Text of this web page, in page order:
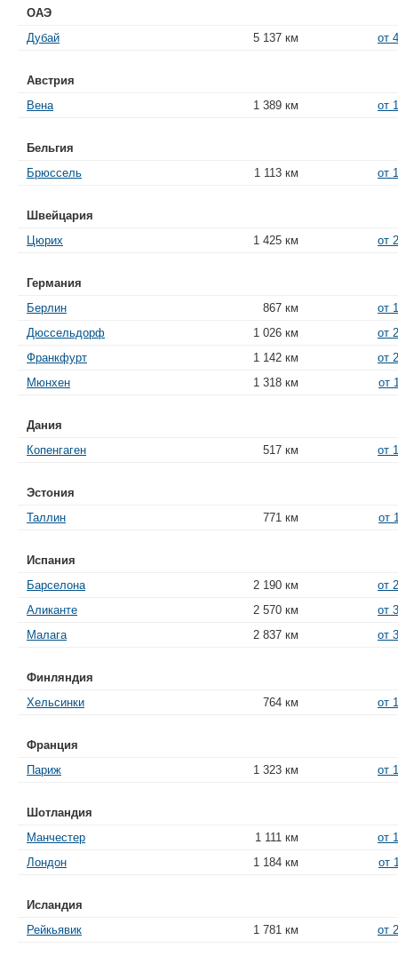
ОАЭ
Дубай
5 137 км от
Австрия
Вена
1 389 км от
Бельгия
Брюссель
1 113 км от
Швейцария
Цюрих
1 425 км от
Германия
Берлин
867 км
от
Дюссельдорф
1 026 км
от
Франкфурт
1 142 км
от
Мюнхен
1 318 км от
Дания
Копенгаген
517 км от
Эстония
Таллин
771 км от
Испания
Барселона
2 190 км
от
Аликанте
2 570 км
от
Малага
2 837 км от
Финляндия
Хельсинки
764 км от
Франция
Париж
1 323 км от
Шотландия
Манчестер
1 111 км
от
Лондон
1 184 км от
Исландия
Рейкьявик
1 781 км от